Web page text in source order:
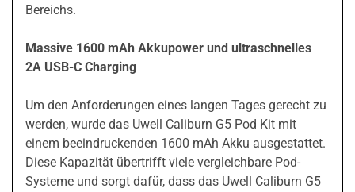
Bereichs.
Massive 1600 mAh Akkupower und ultraschnelles
2A USB-C Charging
Um den Anforderungen eines langen Tages gerecht zu
werden, wurde das Uwell Caliburn G5 Pod Kit mit
einem beeindruckenden 1600 mAh Akku ausgestattet.
Diese Kapazität übertrifft viele vergleichbare Pod-
Systeme und sorgt dafür, dass das Uwell Caliburn G5